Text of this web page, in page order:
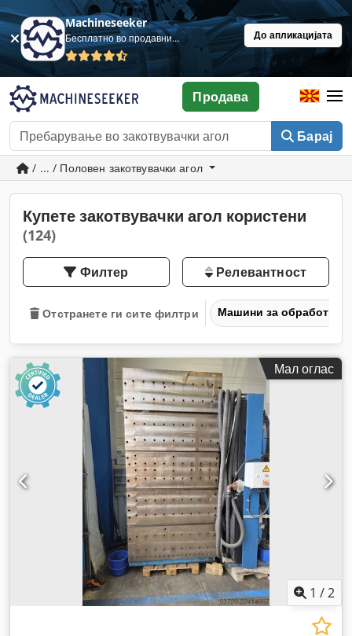
Machineseeker
Бесплатно во продавница До апликацијата
Барај
Продава
/ ... / Половен закотвувачки агол
Купете закотвувачки агол користени
(124)
Филтер Релевантност
Отстранете ги сите филтри Машини за обработка
Мал оглас
1 /2